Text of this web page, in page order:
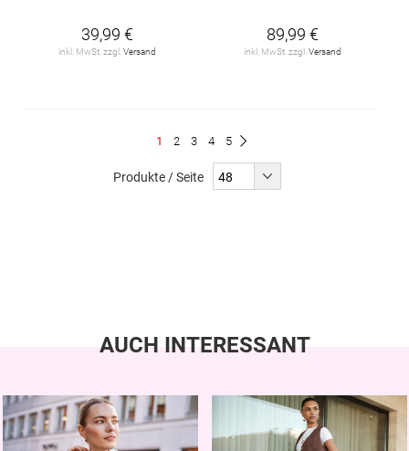
39,99 €
inkl. MwSt. zzgl. Versand
89,99 €
inkl. MwSt. zzgl. Versand
Du
1 Seite
2 Seite
3 Seite
4 Seite
5
Produkte / Seite
AUCH INTERESSANT